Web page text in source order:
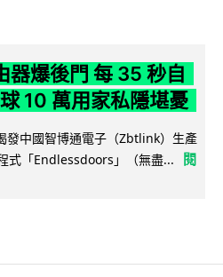
器爆後門 每 35 秒自
10 萬用家私隱堪憂
發中國智博通電子（Zbtlink）生產
式「Endlessdoors」（無盡...
閱